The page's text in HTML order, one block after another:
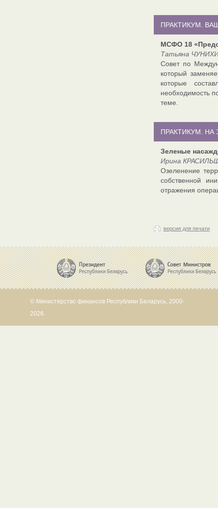
ПРАКТИКУМ.
МСФО 18
Татьяна
Совет по
который
которые
необходимость
теме.
ПРАКТИКУМ. НА
Зеленые
Ирина
Озеленение
собственной
отражения
версия для печати
© Министерство финансов Республики Беларусь, 2000-
2026.